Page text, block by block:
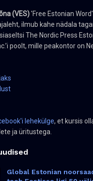
(VES)'Free Estonian
ilmub kahe nädala
The Nordic Press
poolt, mille peakontor on
lehekülge, et kursis
ja üritustega.
Global Estonian